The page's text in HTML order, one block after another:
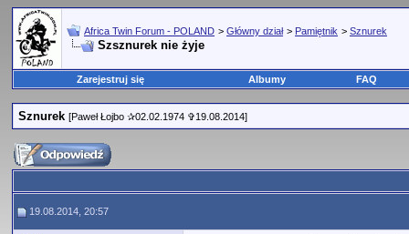
Africa Twin Forum - POLAND > Główny dział > Pamiętnik > Sznurek
Szsznurek nie żyje
Zarejestruj się Albumy FAQ
Sznurek [Paweł Łojbo ✰02.02.1974 ✞19.08.2014]
19.08.2014, 20:57